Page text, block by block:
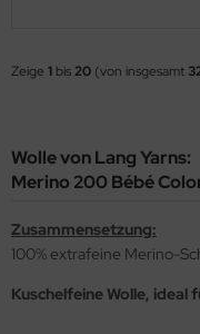
Zeige 1 bis20 (von insgesamt
Wolle von Lang Yarns:
Merino 200 Bébé
Zusammensetzung:
100% extrafeine Merino-
Kuschelfeine Wolle,